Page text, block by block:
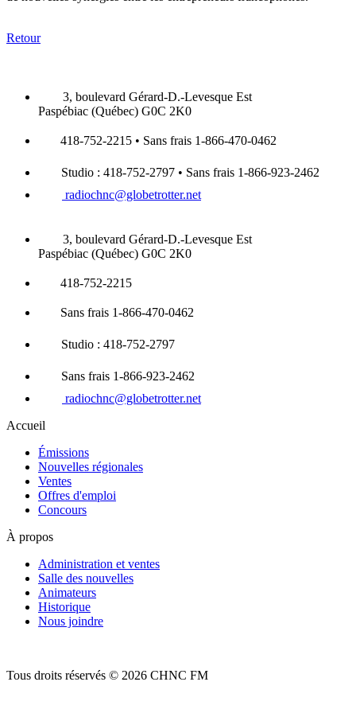
Retour
3, boulevard Gérard-D.-Levesque Est
Paspébiac (Québec) G0C 2K0
418-752-2215 • Sans frais 1-866-470-0462
Studio : 418-752-2797 • Sans frais 1-866-923-2462
radiochnc@globetrotter.net
3, boulevard Gérard-D.-Levesque Est
Paspébiac (Québec) G0C 2K0
418-752-2215
Sans frais 1-866-470-0462
Studio : 418-752-2797
Sans frais 1-866-923-2462
radiochnc@globetrotter.net
Accueil
Émissions
Nouvelles régionales
Ventes
Offres d'emploi
Concours
À propos
Administration et ventes
Salle des nouvelles
Animateurs
Historique
Nous joindre
Tous droits réservés © 2026 CHNC FM